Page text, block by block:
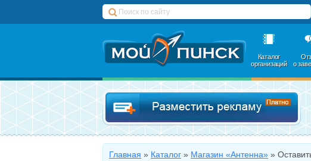
Каталог
организаций
о
Главная » Каталог » Магазин «Антенна» »